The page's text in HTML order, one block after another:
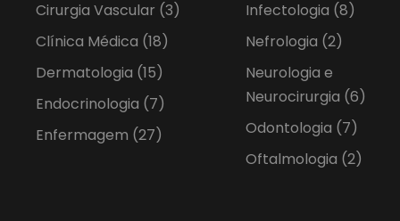
Cirurgia Vascular (3)
Clínica Médica (18)
Dermatologia (15)
Endocrinologia (7)
Enfermagem (27)
Infectologia (8)
Nefrologia (2)
Neurologia e
Neurocirurgia (6)
Odontologia (7)
Oftalmologia (2)